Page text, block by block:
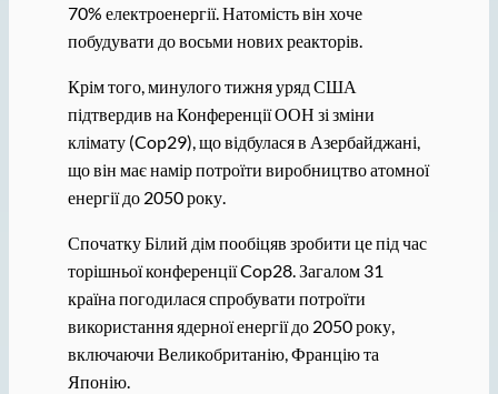
70% електроенергії. Натомість він хоче
побудувати до восьми нових реакторів.
Крім того, минулого тижня уряд США
підтвердив на Конференції ООН зі зміни
клімату (Cop29), що відбулася в Азербайджані,
що він має намір потроїти виробництво атомної
енергії до 2050 року.
Спочатку Білий дім пообіцяв зробити це під час
торішньої конференції Cop28. Загалом 31
країна погодилася спробувати потроїти
використання ядерної енергії до 2050 року,
включаючи Великобританію, Францію та
Японію.